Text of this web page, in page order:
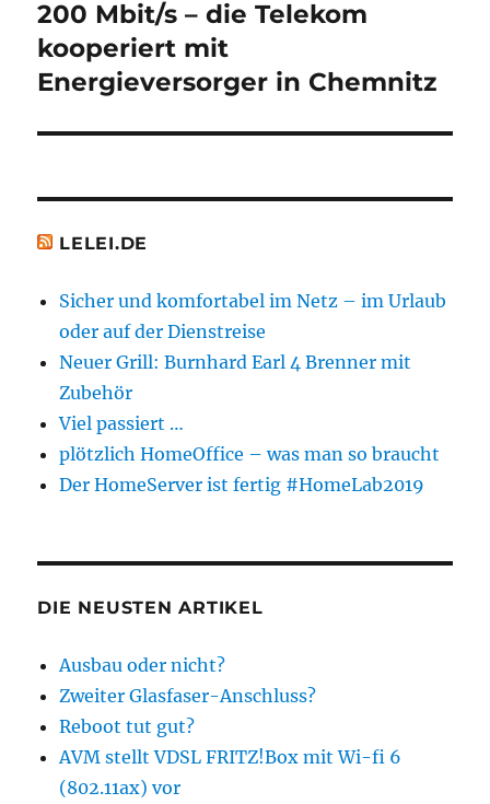
Nächster
Beitrag:
200 Mbit/s – die Telekom
kooperiert mit
Energieversorger in Chemnitz
LELEI.DE
Sicher und komfortabel im Netz – im Urlaub
oder auf der Dienstreise
Neuer Grill: Burnhard Earl 4 Brenner mit
Zubehör
Viel passiert …
plötzlich HomeOffice – was man so braucht
Der HomeServer ist fertig #HomeLab2019
DIE NEUSTEN ARTIKEL
Ausbau oder nicht?
Zweiter Glasfaser-Anschluss?
Reboot tut gut?
AVM stellt VDSL FRITZ!Box mit Wi-fi 6
(802.11ax) vor